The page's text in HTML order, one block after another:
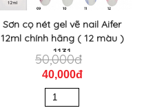
Sơn cọ nét gel vẽ nail Aifer
12ml chính hãng ( 12 màu )
1131
50,000đ
40,000đ